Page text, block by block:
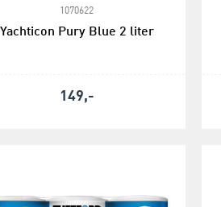
1070622
Yachticon Pury Blue 2 liter
149,-